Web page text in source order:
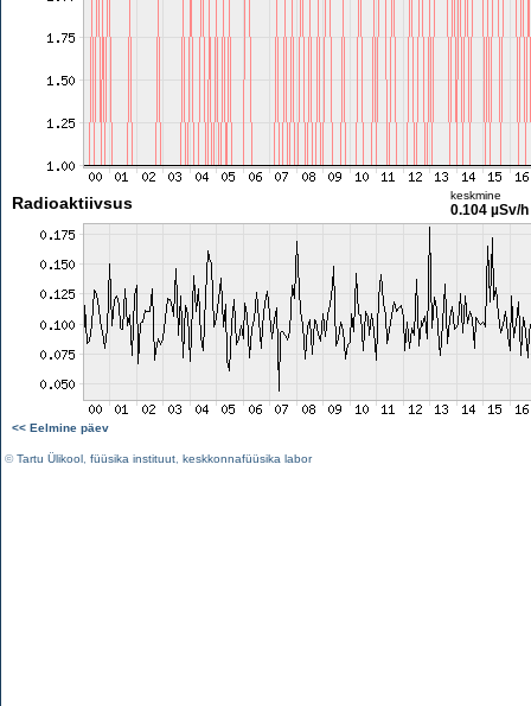
Radioaktiivsus keskmine
0.104 µSv/h
<< Eelmine päev
©Tartu Ülikool füüsika instituut keskkonnafüüsika labor